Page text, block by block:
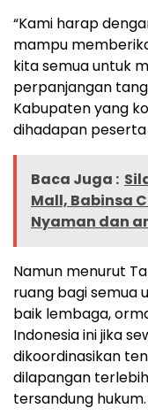
“Kami harap
mampu
kita semua untuk
perpanjangan
Kabupaten yang
dihadapan peserta
Baca Juga :
Mall, Babinsa
Nyaman dan
Namun menurut
ruang bagi semua
baik lembaga,
Indonesia ini jika
dikoordinasikan
dilapangan
tersandung hukum.